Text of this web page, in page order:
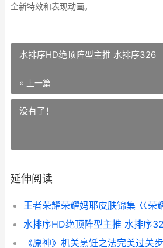
全新特效和表现动画。
水排序HD绝顶阵型主推 水排序326
« 上一篇
没有了！
延伸阅读
王者荣耀荣耀妈耶皮肤锦集 巜荣
水排序HD绝顶阵型主推 水排序